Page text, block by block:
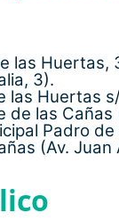
las Huertas,
3).
las Huertas
de las
Padro
(Av.